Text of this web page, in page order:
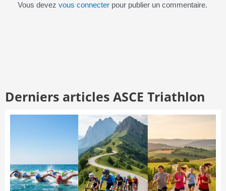
Vous devez vous connecterpour publier un commentaire.
Derniers articles ASCE Triathlon